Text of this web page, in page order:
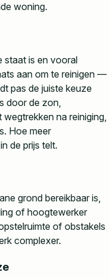
woning.
staat is en vooral
aan om te reinigen —
pas de juiste keuze
door de zon,
na reiniging,
Hoe meer
de prijs telt.
grond bereikbaar is,
of hoogtewerker
of obstakels
complexer.